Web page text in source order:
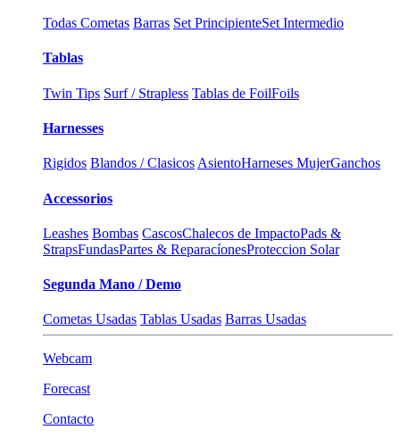
Todas Cometas Barras Set PrincipienteSet Intermedio
Tablas
Twin Tips Surf / Strapless Tablas de FoilFoils
Harnesses
Rigidos Blandos / Clasicos AsientoHarneses MujerGanchos
Accessorios
Leashes Bombas CascosChalecos de ImpactoPads &
StrapsFundasPartes & ReparacíonesProteccion Solar
Segunda Mano / Demo
Cometas Usadas Tablas Usadas Barras Usadas
Webcam
Forecast
Contacto